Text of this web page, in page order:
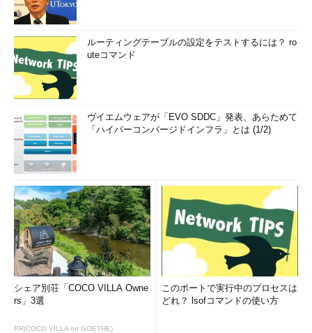
［CPU］カテゴリーの表示内容
各表示項目の概要は次の通りである。
項
目
概要
使
用
率
CPUがどれだけ利用されているかを表す率。全CPU／全コア／全スレッ
ドで通算して計算される。例えば全コアがそれぞれ100％動作すると利用
率は100％になる
速
度
CPUのクロック周波数。アイドル時や低負荷時はクロックを下げて消費
電力を抑制するので、CPUの理論最大クロック周波数よりも低くなる
プ
ロ
ス
OSから見たプログラムの実行単位。通常のWindows OSでは数百プロセ
スが実行中となっている。通常はアプリを一つ起動すると、一つないし
ルーティングテーブルの設定をテストするには？ ro
uteコマンド
ヴイエムウェアが「EVO SDDC」発表、あらためて
「ハイパーコンバージドインフラ」とは (1/2)
シェア別荘「COCO VILLA Owne
rs」3選
PR(COCO VILLA on GOETHE)
このポートで実行中のプロセスは
どれ？ lsofコマンドの使い方